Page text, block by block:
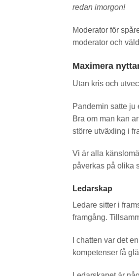
redan imorgon!
Moderator för
moderator och
Maximera
Utan kris och
Pandemin satte ju
Bra om man kan
större utväxling i
Vi är alla
påverkas på olika
Ledarskap
Ledare sitter i
framgång.
I chatten var det
kompetenser få